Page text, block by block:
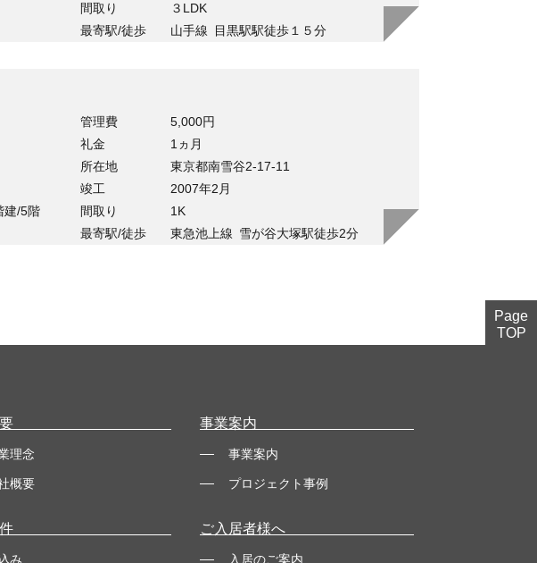
間取り
３LDK
最寄駅/徒歩 山手線 目黒駅駅徒歩１５分
管理費
5,000円
礼金
1ヵ月
所在地
東京都南雪谷2-17-11
竣工
2007年2月
/5階 間取り
1K
最寄駅/徒歩 東急池上線 雪が谷大塚駅徒歩2分
Page
TOP
理念
概要
事業案内
事業案内
プロジェクト事例
み
ご入居者様へ
入居のご案内